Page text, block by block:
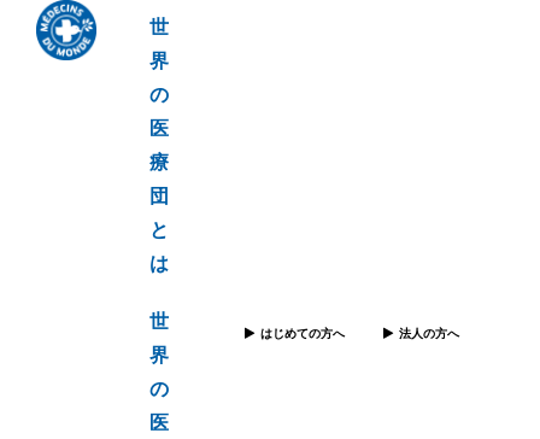
世
界
の
医
療
団
と
は
世
界
の
医
はじめての方へ 法人の方へ